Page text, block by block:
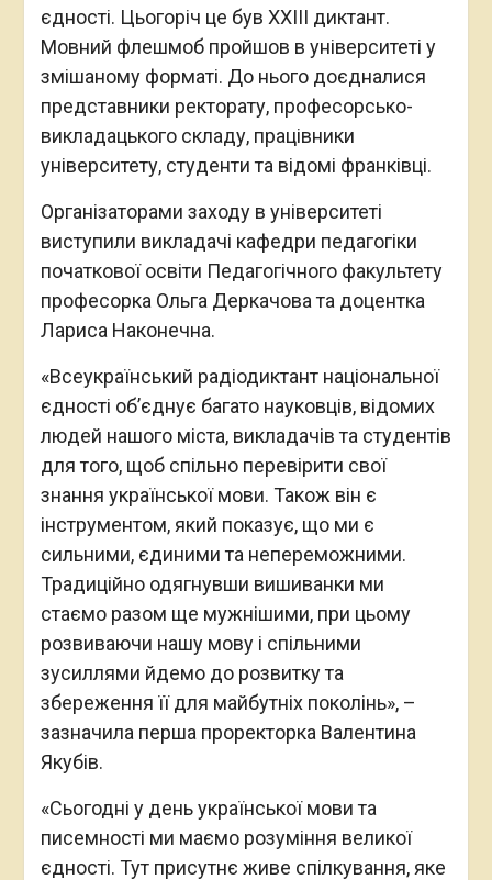
єдності. Цьогоріч це був ХХIII диктант.
Мовний флешмоб пройшов в університеті у
змішаному форматі. До нього доєдналися
представники ректорату, професорсько-
викладацького складу, працівники
університету, студенти та відомі франківці.
Організаторами заходу в університеті
виступили викладачі кафедри педагогіки
початкової освіти Педагогічного факультету
професорка Ольга Деркачова та доцентка
Лариса Наконечна.
«Всеукраїнський радіодиктант національної
єдності об’єднує багато науковців, відомих
людей нашого міста, викладачів та студентів
для того, щоб спільно перевірити свої
знання української мови. Також він є
інструментом, який показує, що ми є
сильними, єдиними та непереможними.
Традиційно одягнувши вишиванки ми
стаємо разом ще мужнішими, при цьому
розвиваючи нашу мову і спільними
зусиллями йдемо до розвитку та
збереження її для майбутніх поколінь», –
зазначила перша проректорка Валентина
Якубів.
«Сьогодні у день української мови та
писемності ми маємо розуміння великої
єдності. Тут присутнє живе спілкування, яке